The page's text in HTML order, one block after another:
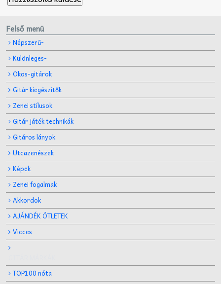
Felső menü
Népszerű-
Különleges-
Okos-gitárok
Gitár kiegészítők
Zenei stílusok
Gitár játék technikák
Gitáros lányok
Utcazenészek
Képek
Zenei fogalmak
Akkordok
AJÁNDÉK ÖTLETEK
Vicces
TOP100 nóta